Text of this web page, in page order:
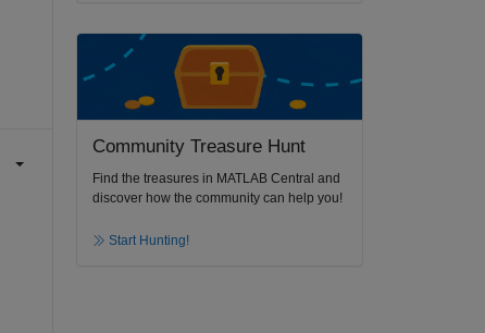
Community Treasure Hunt
Find the treasures in MATLAB Central and
discover how the community can help you!
Start Hunting!